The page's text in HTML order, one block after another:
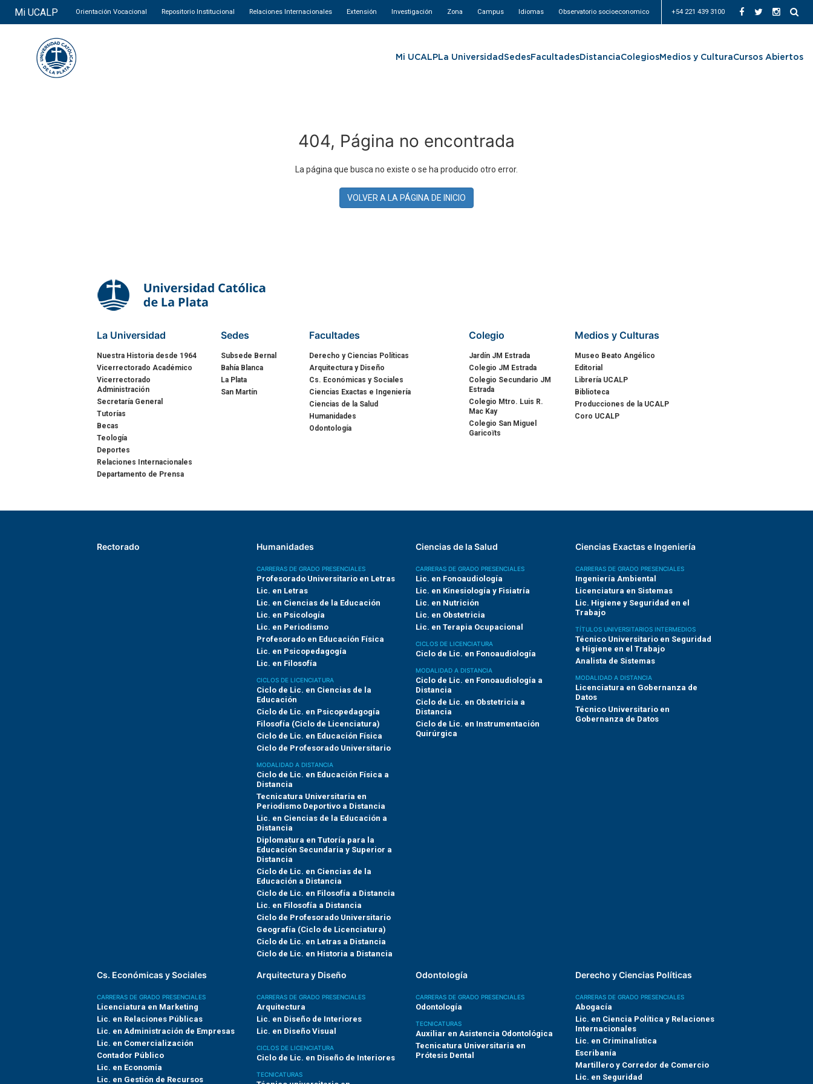
Mi UCALP Orientación Vocacional Repositorio Institucional Relaciones Internacionales Extensión Investigación Zona Campus Idiomas Observatorio socioeconomico +54 221 439 3100
Mi UCALPLa Universidad SedesFacultadesDistanciaColegiosMedios y CulturaCursos Abiertos
404, Página no encontrada
La página que busca no existe o se ha producido otro error.
VOLVER A LA PÁGINA DE INICIO
La Universidad
Nuestra Historia desde 1964
Vicerrectorado Académico
Vicerrectorado
Administración
Secretaría General
Tutorías
Becas
Teología
Deportes
Relaciones Internacionales
Departamento de Prensa
Sedes
Subsede Bernal
Bahía Blanca
La Plata
San Martín
Facultades
Derecho y Ciencias Políticas
Arquitectura y Diseño
Cs. Económicas y Sociales
Ciencias Exactas e Ingeniería
Ciencias de la Salud
Humanidades
Odontología
Colegio
Jardín JM Estrada
Colegio JM Estrada
Colegio Secundario JM
Estrada
Colegio Mtro. Luis R.
Mac Kay
Colegio San Miguel
Garicoïts
Medios y Culturas
Museo Beato Angélico
Editorial
Librería UCALP
Biblioteca
Producciones de la UCALP
Coro UCALP
Rectorado Humanidades
CARRERAS DE GRADO PRESENCIALES
Profesorado Universitario en Letras
Lic. en Letras
Lic. en Ciencias de la Educación
Lic. en Psicología
Lic. en Periodismo
Profesorado en Educación Física
Lic. en Psicopedagogía
Lic. en Filosofía
CICLOS DE LICENCIATURA
Ciclo de Lic. en Ciencias de la
Educación
Ciclo de Lic. en Psicopedagogía
Filosofía (Ciclo de Licenciatura)
Ciclo de Lic. en Educación Física
Ciclo de Profesorado Universitario
MODALIDAD A DISTANCIA
Ciclo de Lic. en Educación Física a
Distancia
Tecnicatura Universitaria en
Periodismo Deportivo a Distancia
Lic. en Ciencias de la Educación a
Distancia
Diplomatura en Tutoría para la
Educación Secundaria y Superior a
Distancia
Ciclo de Lic. en Ciencias de la
Educación a Distancia
Ciclo de Lic. en Filosofía a Distancia
Lic. en Filosofía a Distancia
Ciclo de Profesorado Universitario
Geografía (Ciclo de Licenciatura)
Ciclo de Lic. en Letras a Distancia
Ciclo de Lic. en Historia a Distancia
Ciencias de la Salud
CARRERAS DE GRADO PRESENCIALES
Lic. en Fonoaudiología
Lic. en Kinesiología y Fisiatría
Lic. en Nutrición
Lic. en Obstetricia
Lic. en Terapia Ocupacional
CICLOS DE LICENCIATURA
Ciclo de Lic. en Fonoaudiología
MODALIDAD A DISTANCIA
Ciclo de Lic. en Fonoaudiología a
Distancia
Ciclo de Lic. en Obstetricia a
Distancia
Ciclo de Lic. en Instrumentación
Quirúrgica
Ciencias Exactas e Ingeniería
CARRERAS DE GRADO PRESENCIALES
Ingeniería Ambiental
Licenciatura en Sistemas
Lic. Higiene y Seguridad en el
Trabajo
TÍTULOS UNIVERSITARIOS INTERMEDIOS
Técnico Universitario en Seguridad
e Higiene en el Trabajo
Analista de Sistemas
MODALIDAD A DISTANCIA
Licenciatura en Gobernanza de
Datos
Técnico Universitario en
Gobernanza de Datos
Cs. Económicas y Sociales
CARRERAS DE GRADO PRESENCIALES
Licenciatura en Marketing
Lic. en Relaciones Públicas
Lic. en Administración de Empresas
Lic. en Comercialización
Contador Público
Lic. en Economía
Lic. en Gestión de Recursos
Arquitectura y Diseño
CARRERAS DE GRADO PRESENCIALES
Arquitectura
Lic. en Diseño de Interiores
Lic. en Diseño Visual
CICLOS DE LICENCIATURA
Ciclo de Lic. en Diseño de Interiores
TECNICATURAS
Odontología
CARRERAS DE GRADO PRESENCIALES
Odontología
TECNICATURAS
Auxiliar en Asistencia Odontológica
Tecnicatura Universitaria en
Prótesis Dental
Derecho y Ciencias Políticas
CARRERAS DE GRADO PRESENCIALES
Abogacía
Lic. en Ciencia Política y Relaciones
Internacionales
Lic. en Criminalística
Escribanía
Martillero y Corredor de Comercio
Lic. en Seguridad